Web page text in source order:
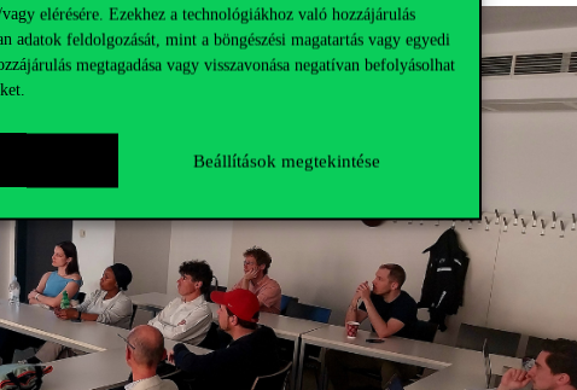
elérésére. Ezekhez a technológiákhoz való hozzájárulás
adatok feldolgozását, mint a böngészési magatartás vagy egyedi
megtagadása vagy visszavonása negatívan befolyásolhat
Beállítások megtekintése